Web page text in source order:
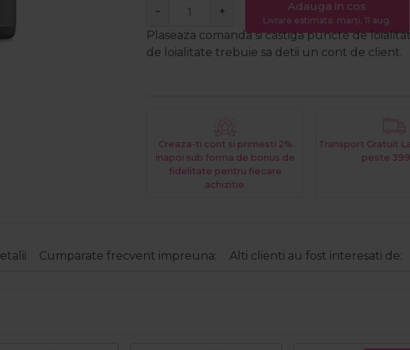
− + Adauga in cos
Livrare estimata: marți, 11 aug.
Plaseaza comanda si castiga puncte de
de loialitate trebuie sa detii un cont de client.
Creaza-ti cont si primesti 2%
inapoi sub forma de bonus de
fidelitate pentru fiecare
achizitie.
Transport Gratuit
peste
Cumparate frecvent impreuna: Alti clienti au fost interesati de: